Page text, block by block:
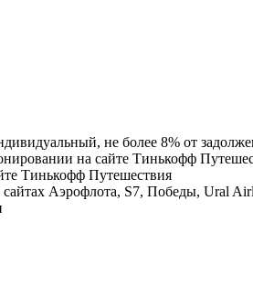
не более 8% от
на сайте Тинькофф
Тинькофф Путешествия
Аэрофлота, S7, Победы, Ural